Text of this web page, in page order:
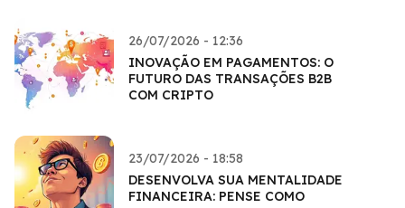
26/07/2026 - 12:36
INOVAÇÃO EM PAGAMENTOS: O
FUTURO DAS TRANSAÇÕES B2B
COM CRIPTO
23/07/2026 - 18:58
DESENVOLVA SUA MENTALIDADE
FINANCEIRA: PENSE COMO